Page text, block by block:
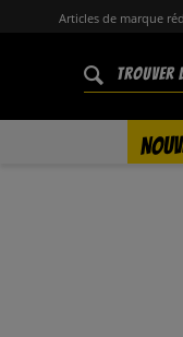
Articles de marque